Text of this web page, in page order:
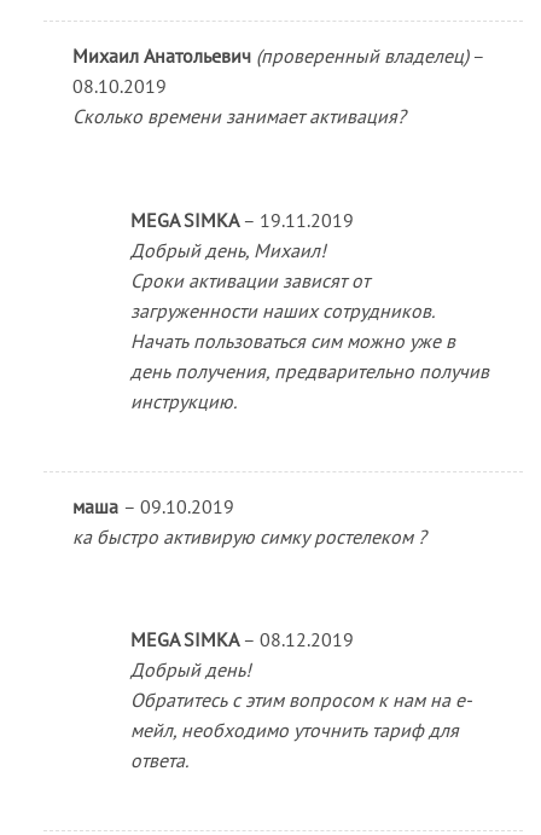
Михаил Анатольевич (проверенный владелец) –
08.10.2019
Сколько времени занимает активация?
MEGA SIMKA – 19.11.2019
Добрый день, Михаил!
Сроки активации зависят от
загруженности наших сотрудников.
Начать пользоваться сим можно уже в
день получения, предварительно получив
инструкцию.
маша – 09.10.2019
ка быстро активирую симку ростелеком ?
MEGA SIMKA – 08.12.2019
Добрый день!
Обратитесь с этим вопросом к нам на е-
мейл, необходимо уточнить тариф для
ответа.